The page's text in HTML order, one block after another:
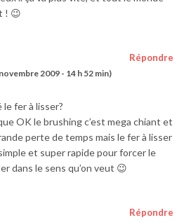
! 😉
2009 - 14 h 52 min)
Répondre
le fer à lisser?
OK le brushing c’est mega chiant et
perte de temps mais le fer à lisser
et super rapide pour forcer le
dans le sens qu’on veut 😉
Répondre